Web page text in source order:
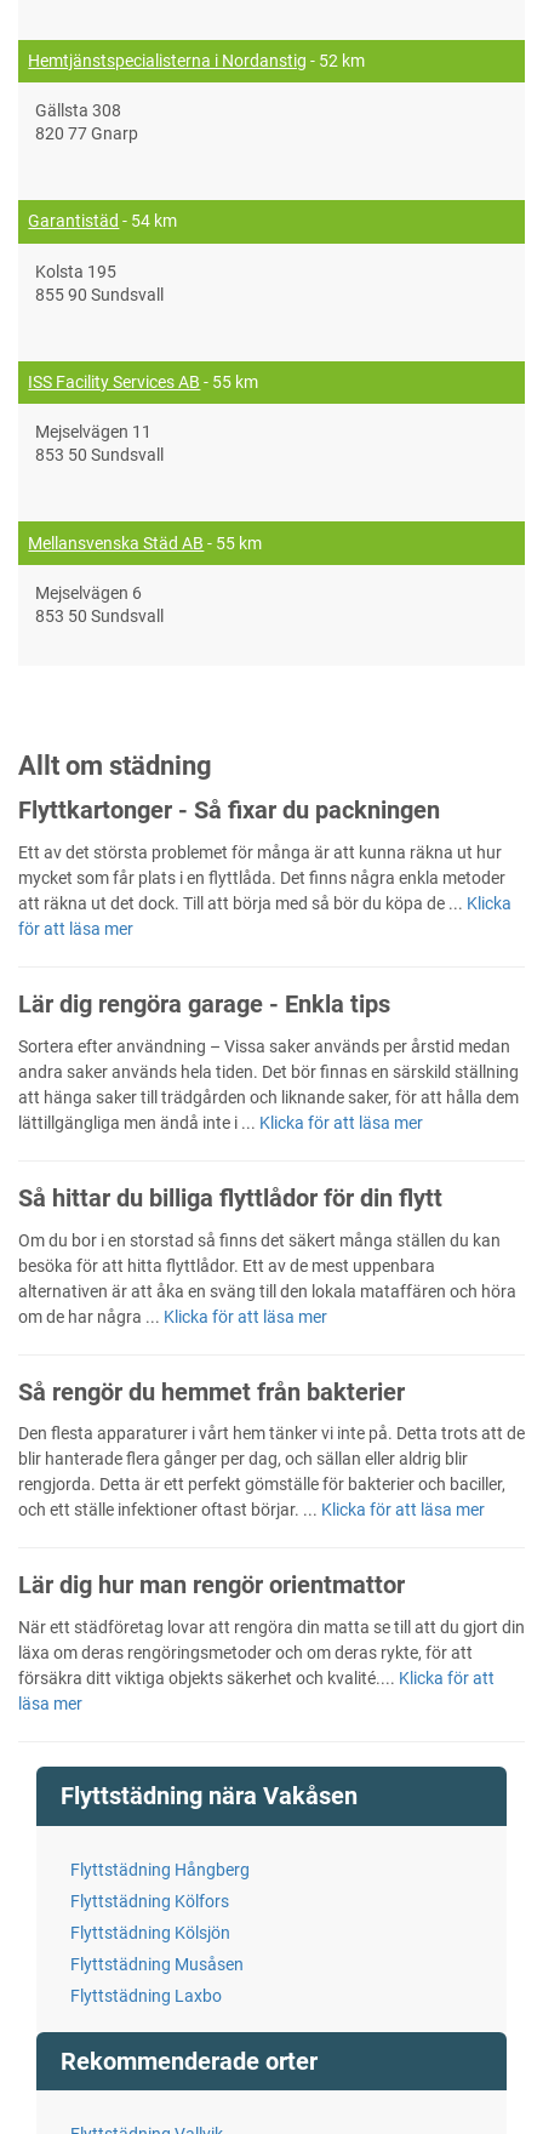
Hemtjänstspecialisterna i Nordanstig - 52 km
Gällsta 308
820 77 Gnarp
Garantistäd - 54 km
Kolsta 195
855 90 Sundsvall
ISS Facility Services AB - 55 km
Mejselvägen 11
853 50 Sundsvall
Mellansvenska Städ AB - 55 km
Mejselvägen 6
853 50 Sundsvall
Allt om städning
Flyttkartonger - Så fixar du packningen
Ett av det största problemet för många är att kunna räkna ut hur
mycket som får plats i en flyttlåda. Det finns några enkla metoder
att räkna ut det dock. Till att börja med så bör du köpa de ... Klicka
för att läsa mer
Lär dig rengöra garage - Enkla tips
Sortera efter användning – Vissa saker används per årstid medan
andra saker används hela tiden. Det bör finnas en särskild ställning
att hänga saker till trädgården och liknande saker, för att hålla dem
lättillgängliga men ändå inte i ... Klicka för att läsa mer
Så hittar du billiga flyttlådor för din flytt
Om du bor i en storstad så finns det säkert många ställen du kan
besöka för att hitta flyttlådor. Ett av de mest uppenbara
alternativen är att åka en sväng till den lokala mataffären och höra
om de har några ... Klicka för att läsa mer
Så rengör du hemmet från bakterier
Den flesta apparaturer i vårt hem tänker vi inte på. Detta trots att de
blir hanterade flera gånger per dag, och sällan eller aldrig blir
rengjorda. Detta är ett perfekt gömställe för bakterier och baciller,
och ett ställe infektioner oftast börjar. ... Klicka för att läsa mer
Lär dig hur man rengör orientmattor
När ett städföretag lovar att rengöra din matta se till att du gjort din
läxa om deras rengöringsmetoder och om deras rykte, för att
försäkra ditt viktiga objekts säkerhet och kvalité.... Klicka för att
läsa mer
Flyttstädning nära Vakåsen
Flyttstädning Hångberg
Flyttstädning Kölfors
Flyttstädning Kölsjön
Flyttstädning Musåsen
Flyttstädning Laxbo
Rekommenderade orter